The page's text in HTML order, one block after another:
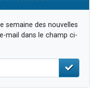
semaine des nouvelles
mail dans le champ ci-